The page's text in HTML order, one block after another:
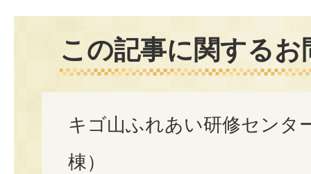
この記事に関する
キゴ山ふれあい研修センタ
棟）